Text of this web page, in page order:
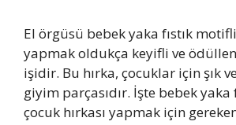
El örgüsü bebek yaka fıstık
yapmak oldukça keyifli ve
işidir. Bu hırka, çocuklar için şık
giyim parçasıdır. İşte bebek yaka
çocuk hırkası yapmak için